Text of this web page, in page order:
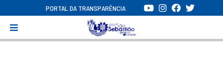
PORTAL DA TRANSPARÊNCIA